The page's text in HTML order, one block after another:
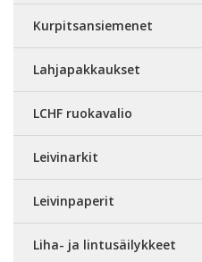
Kurpitsansiemenet
Lahjapakkaukset
LCHF ruokavalio
Leivinarkit
Leivinpaperit
Liha- ja lintusäilykkeet